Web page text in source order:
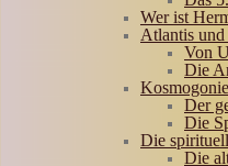
Wer ist
Atlantis
Von
Die
Der
Die
Die
Die